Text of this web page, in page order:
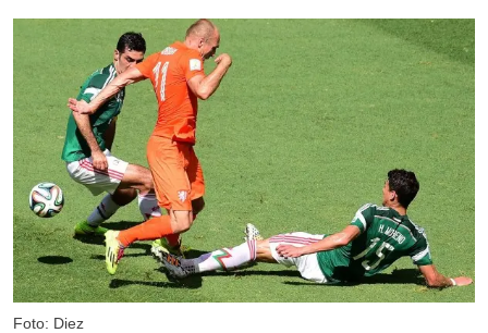
Foto: Diez